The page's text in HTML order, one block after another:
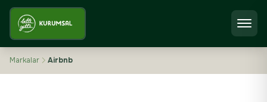
Markalar Airbnb